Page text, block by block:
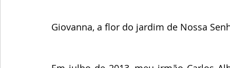
Giovanna, a flor do jardim de Nossa